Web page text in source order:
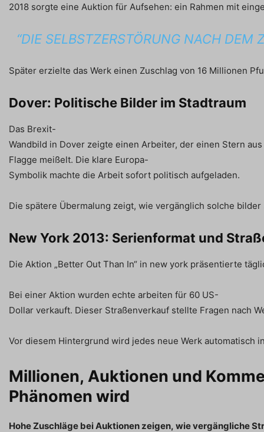
2018 sorgte eine Auktion für Aufsehen: ein Rahmen mit
“DIE SELBSTZERSTÖRUNG NACH
Später erzielte das Werk einen Zuschlag von 16 Millionen
Dover: Politische Bilder im Stadtraum
Das Brexit-
Wandbild in Dover zeigte einen Arbeiter, der einen Stern
Flagge meißelt. Die klare Europa-
Symbolik machte die Arbeit sofort politisch aufgeladen.
Die spätere Übermalung zeigt, wie vergänglich solche
New York 2013: Serienformat und
Die Aktion „Better Out Than In“ in new york präsentierte
Bei einer Aktion wurden echte arbeiten für 60 US-
Dollar verkauft. Dieser Straßenverkauf stellte Fragen nach
Vor diesem Hintergrund wird jedes neue Werk automatisch
Millionen, Auktionen und
Phänomen wird
Hohe Zuschläge bei Auktionen zeigen, wie vergängliche